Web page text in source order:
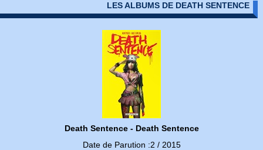
LES ALBUMS DE DEATH SENTENCE
Death Sentence - Death Sentence
Date de Parution :2 / 2015